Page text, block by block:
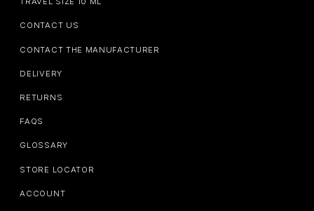
CONTACT US
CONTACT THE MANUFACTURER
DELIVERY
RETURNS
FAQS
GLOSSARY
STORE LOCATOR
ACCOUNT